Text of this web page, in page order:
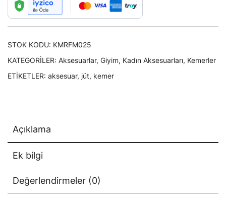
adet
STOK KODU: KMRFM025
KATEGORILER: Aksesuarlar, Giyim, Kadın Aksesuarları, Kemerler
ETIKETLER: aksesuar, jüt, kemer
Açıklama
Ek bilgi
Değerlendirmeler (0)